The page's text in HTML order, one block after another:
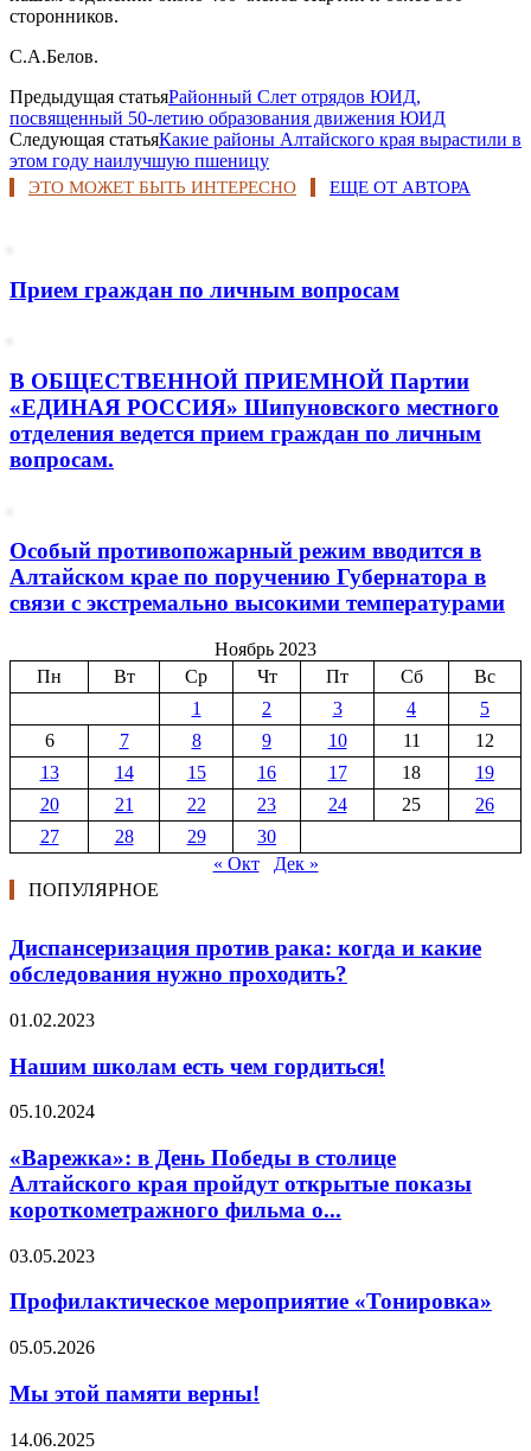
сторонников.
С.А.Белов.
Предыдущая статьяРайонный Слет отрядов ЮИД,
посвященный 50-летию образования движения ЮИД
Следующая статьяКакие районы Алтайского края вырастили в
этом году наилучшую пшеницу
ЭТО МОЖЕТ БЫТЬ ИНТЕРЕСНО ЕЩЕ ОТ АВТОРА
Прием граждан по личным вопросам
В ОБЩЕСТВЕННОЙ ПРИЕМНОЙ Партии
«ЕДИНАЯ РОССИЯ» Шипуновского местного
отделения ведется прием граждан по личным
вопросам.
Особый противопожарный режим вводится в
Алтайском крае по поручению Губернатора в
связи с экстремально высокими температурами
Ноябрь 2023
Пн
Вт Ср Чт Пт Сб
Вс
1
2 3 4
5
6
7 8 9 10 11
12
13
14 15 16 17 18
19
20
21 22 23 24 25
26
27
28 29
30
« Окт
Дек »
ПОПУЛЯРНОЕ
Диспансеризация против рака: когда и какие
обследования нужно проходить?
01.02.2023
Нашим школам есть чем гордиться!
05.10.2024
«Варежка»: в День Победы в столице
Алтайского края пройдут открытые показы
короткометражного фильма о...
03.05.2023
Профилактическое мероприятие «Тонировка»
05.05.2026
Мы этой памяти верны!
14.06.2025